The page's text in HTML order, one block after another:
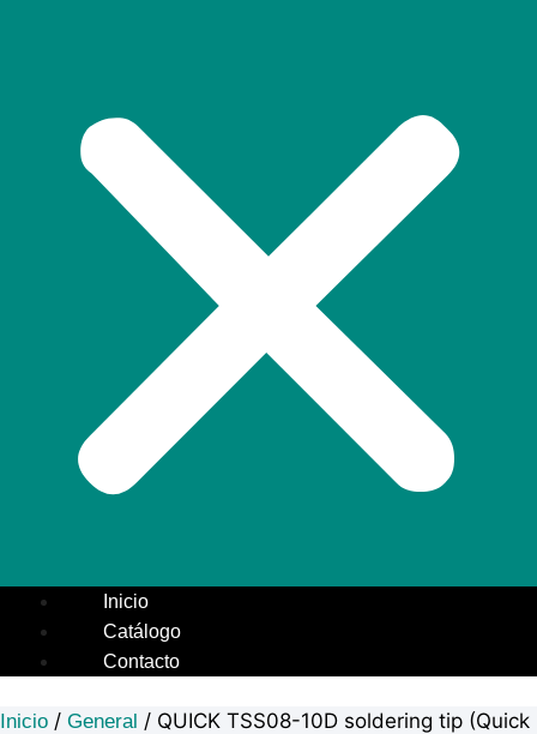
Inicio
Catálogo
Contacto
Inicio / General / QUICK TSS08-10D soldering tip (Quick